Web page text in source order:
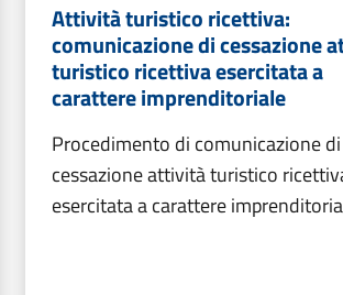
Attività turistico ricettiva:
comunicazione di cessazione
turistico ricettiva esercitata a
carattere imprenditoriale
Procedimento di comunicazione di
cessazione attività turistico
esercitata a carattere